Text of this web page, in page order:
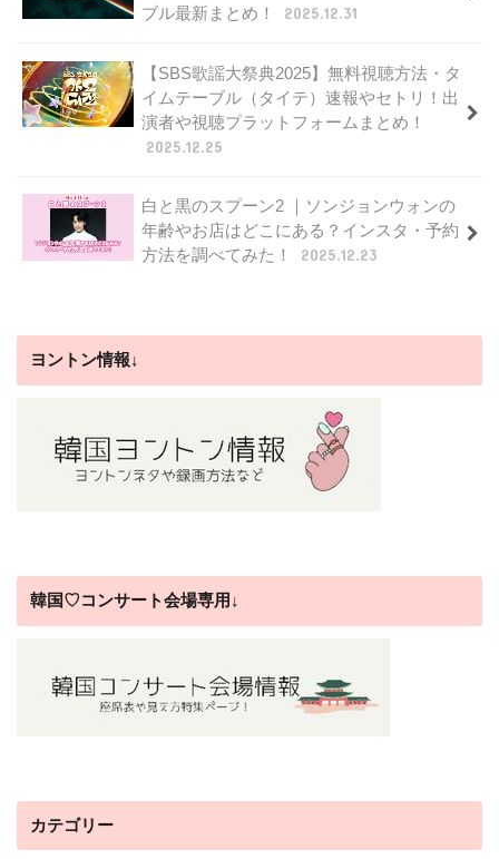
ブル最新まとめ！
2025.12.31
【SBS歌謡大祭典2025】無料視聴方法・タ
イムテーブル（タイテ）速報やセトリ！出
演者や視聴プラットフォームまとめ！
2025.12.25
白と黒のスプーン2 ｜ソンジョンウォンの
年齢やお店はどこにある？インスタ・予約
方法を調べてみた！
2025.12.23
ヨントン情報↓
韓国♡コンサート会場専用↓
カテゴリー